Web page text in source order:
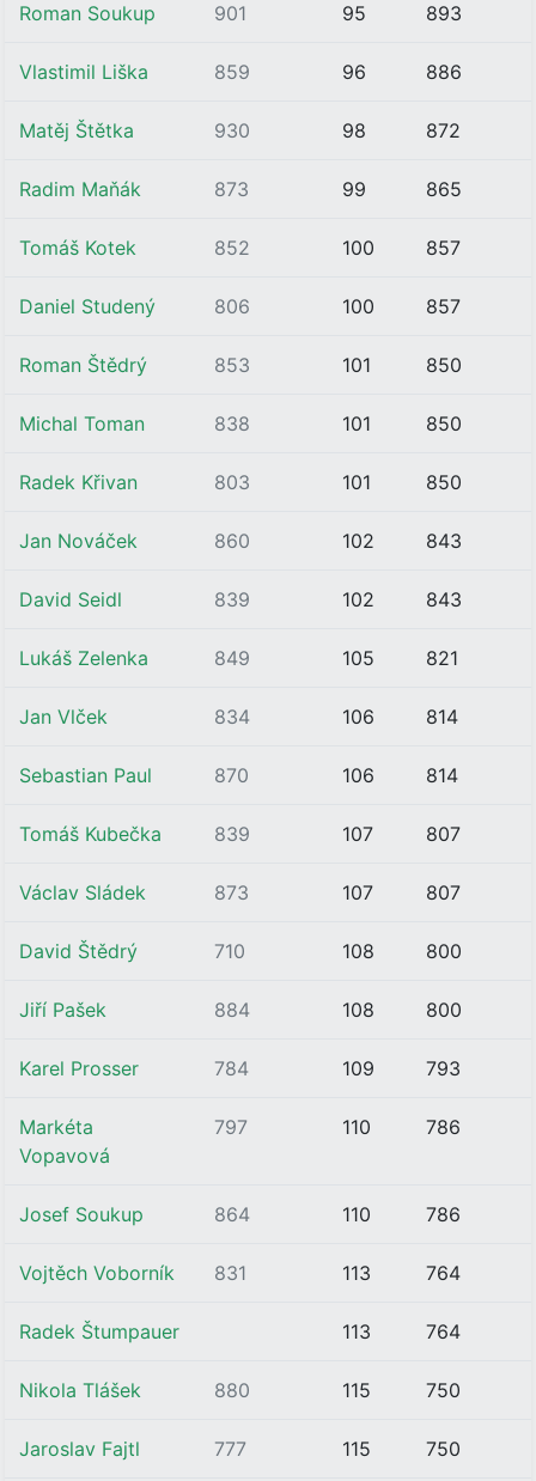
Roman Soukup 901 95 893
Vlastimil Liška 859 96 886
Matěj Štětka 930 98 872
Radim Maňák 873 99 865
Tomáš Kotek 852 100 857
Daniel Studený 806 100 857
Roman Štědrý 853 101 850
Michal Toman 838 101 850
Radek Křivan 803 101 850
Jan Nováček 860 102 843
David Seidl 839 102 843
Lukáš Zelenka 849 105 821
Jan Vlček 834 106 814
Sebastian Paul 870 106 814
Tomáš Kubečka 839 107 807
Václav Sládek 873 107 807
David Štědrý 710 108 800
Jiří Pašek 884 108 800
Karel Prosser 784 109 793
Markéta
Vopavová
797 110 786
Josef Soukup 864 110 786
Vojtěch Voborník 831 113 764
Radek Štumpauer 113 764
Nikola Tlášek 880 115 750
Jaroslav Fajtl 777 115 750